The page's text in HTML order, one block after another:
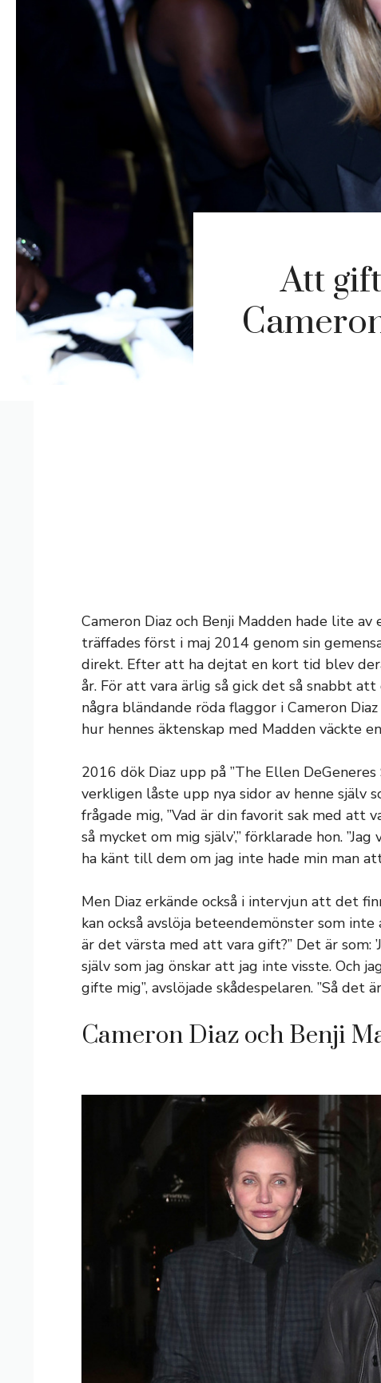
Att
Cameron Diaz och Benji Madden hade lite
träffades först i maj 2014 genom sin
direkt. Efter att ha dejtat en kort tid blev
år. För att vara ärlig så gick det så snabbt
några bländande röda flaggor i Cameron
hur hennes äktenskap med Madden väckte
2016 dök Diaz upp på ”The Ellen
verkligen låste upp nya sidor av henne själv
frågade mig, ”Vad är din favorit sak med att
så mycket om mig själv’,” förklarade hon.
ha känt till dem om jag inte hade min man
Men Diaz erkände också i intervjun att det
kan också avslöja beteendemönster som inte
är det värsta med att vara gift?” Det är som:
själv som jag önskar att jag inte visste. Och
gifte mig”, avslöjade skådespelaren. ”Så det
Cameron Diaz och Benji